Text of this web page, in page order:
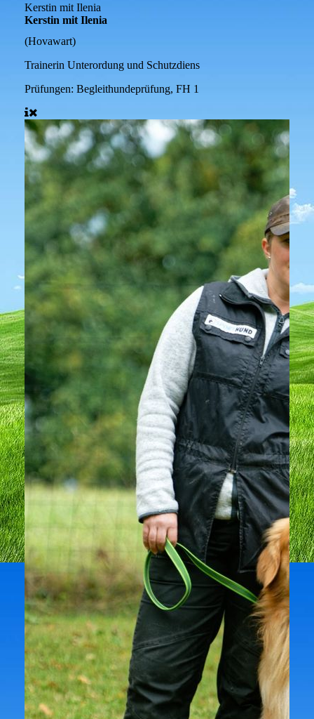
Kerstin mit Ilenia
Kerstin mit Ilenia
(Hovawart)
Trainerin Unterordung und Schutzdiens
Prüfungen: Begleithundeprüfung, FH 1